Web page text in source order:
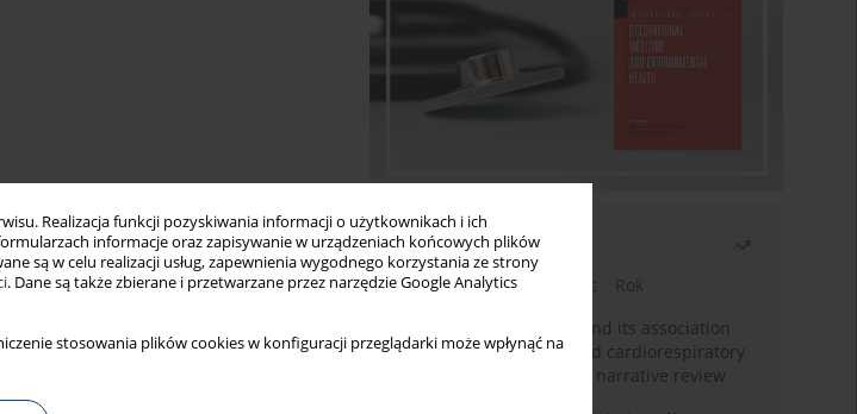
Realizacja funkcji pozyskiwania informacji o użytkownikach i ich
informacje oraz zapisywanie w urządzeniach końcowych plików
są w celu realizacji usług, zapewnienia wygodnego korzystania ze strony
. Dane są także zbierane i przetwarzane przez narzędzie Google Analytics
stosowania plików cookies w konfiguracji przeglądarki może wpłynąć na
Najczęściej czytane
Bieżący numer Miesiąc
Rok
Occupational burnout and its association
with physical activity and cardiorespiratory
fitness among nurses: a narrative review